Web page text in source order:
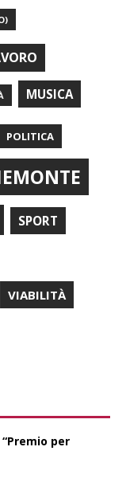
MUSICA
POLITICA
SPORT
VIABILITÀ
per